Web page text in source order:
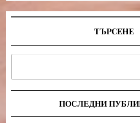
ТЪРСЕНЕ
ПОСЛЕДНИ